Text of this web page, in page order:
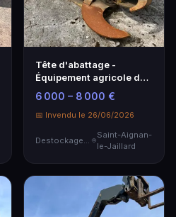
Tête d'abattage -
Équipement agricole de
qualité
6 000 – 8 000 €
📅 Invendu le 26/06/2026
Destockage & Invendus
Saint-Aignan-
le-Jaillard